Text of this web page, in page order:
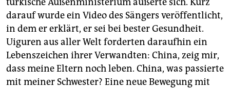
darauf wurde ein Video des Sängers veröffentlicht,
in dem er erklärt, er sei bei bester Gesundheit.
Uiguren aus aller Welt forderten daraufhin ein
Lebenszeichen ihrer Verwandten: China, zeig mir,
dass meine Eltern noch leben. China, was passierte
mit meiner Schwester? Eine neue Bewegung mit